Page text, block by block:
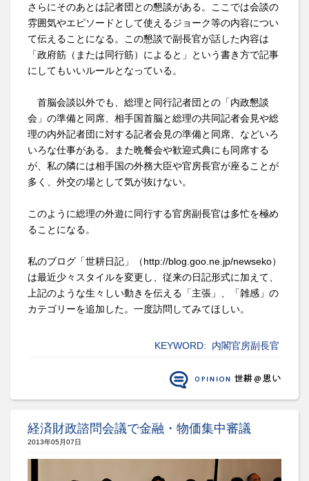
さらにそのあとは記者団との懇談がある。ここでは会談の
雰囲気やエピソードとして使えるジョーク等の内容につい
て伝えることになる。この懇談で副長官が話した内容は
「政府筋（または同行筋）によると」という書き方で記事
にしてもいいルールとなっている。
首脳会談以外でも、総理と同行記者団との「内政懇談
会」の準備と同席、相手国首脳と総理の共同記者会見や総
理の内外記者団に対する記者会見の準備と同席、などいろ
いろな仕事がある。また晩餐会や歓迎式典にも同席する
が、私の隣には相手国の外務大臣や官房長官が座ることが
多く、外交の場として気が抜けない。
このように総理の外遊に同行する官房副長官は多忙を極め
ることになる。
私のブログ「世耕日記」（http://blog.goo.ne.jp/newseko）
は最近少々スタイルを変更し、従来の日記形式に加えて、
上記のような生々しい動きを伝える「主張」、「雑感」の
カテゴリーを追加した。一度訪問してみてほしい。
KEYWORD: 内閣官房副長官
経済財政諮問会議で金融・物価集中審議
2013年05月07日